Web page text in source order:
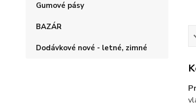
Gumové pásy
BAZÁR
Dodávkové nové - letné, zimné